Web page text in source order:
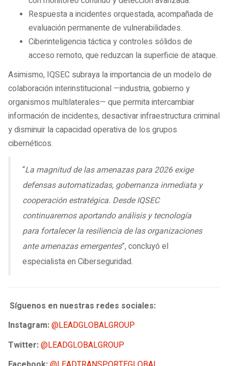
Respuesta a incidentes orquestada, acompañada de
evaluación permanente de vulnerabilidades.
Ciberinteligencia táctica y controles sólidos de
acceso remoto, que reduzcan la superficie de ataque.
Asimismo, IQSEC subraya la importancia de un modelo de
colaboración interinstitucional —industria, gobierno y
organismos multilaterales— que permita intercambiar
información de incidentes, desactivar infraestructura criminal
y disminuir la capacidad operativa de los grupos
cibernéticos.
“La magnitud de las amenazas para 2026 exige
defensas automatizadas, gobernanza inmediata y
cooperación estratégica. Desde IQSEC
continuaremos aportando análisis y tecnología
para fortalecer la resiliencia de las organizaciones
ante amenazas emergentes”, concluyó el
especialista en Ciberseguridad.
Síguenos en nuestras redes sociales:
Instagram:@LEADGLOBALGROUP
Twitter:@LEADGLOBALGROUP